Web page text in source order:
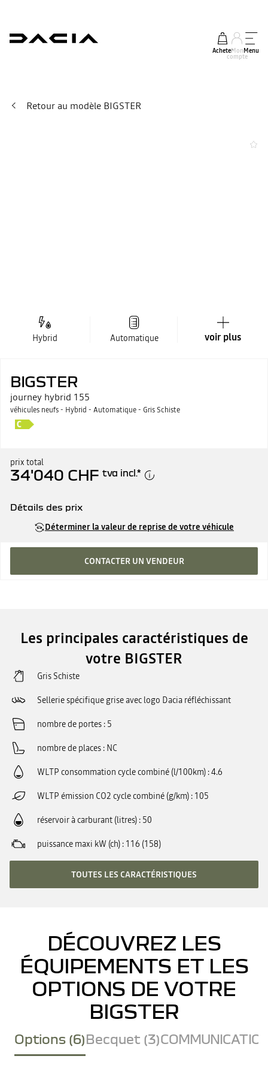
AcheterMon
compte
Menu
Retour au modèle BIGSTER
Hybrid Automatique voir plus
BIGSTER
journey hybrid 155
véhicules neufs - Hybrid - Automatique - Gris Schiste
prix total
34'040 CHF tva incl.*
Détails des prix
Déterminer la valeur de reprise de votre véhicule
CONTACTER UN VENDEUR
Les principales caractéristiques de
votre BIGSTER
Gris Schiste
Sellerie spécifique grise avec logo Dacia réfléchissant
nombre de portes 5
nombre de places NC
WLTP consommation cycle combiné (l/100km) 4.6
WLTP émission CO2 cycle combiné (g/km) 105
réservoir à carburant (litres) 50
puissance maxi kW (ch) 116 (158)
TOUTES LES CARACTÉRISTIQUES
DÉCOUVREZ LES
ÉQUIPEMENTS ET LES
OPTIONS DE VOTRE
BIGSTER
Options (6)Becquet (3)